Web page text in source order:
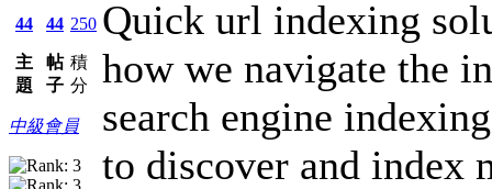
44
主
題
44
帖
子
250
積
分
中級會員
Quick url indexing
how we navigate the
search engine
to discover and index